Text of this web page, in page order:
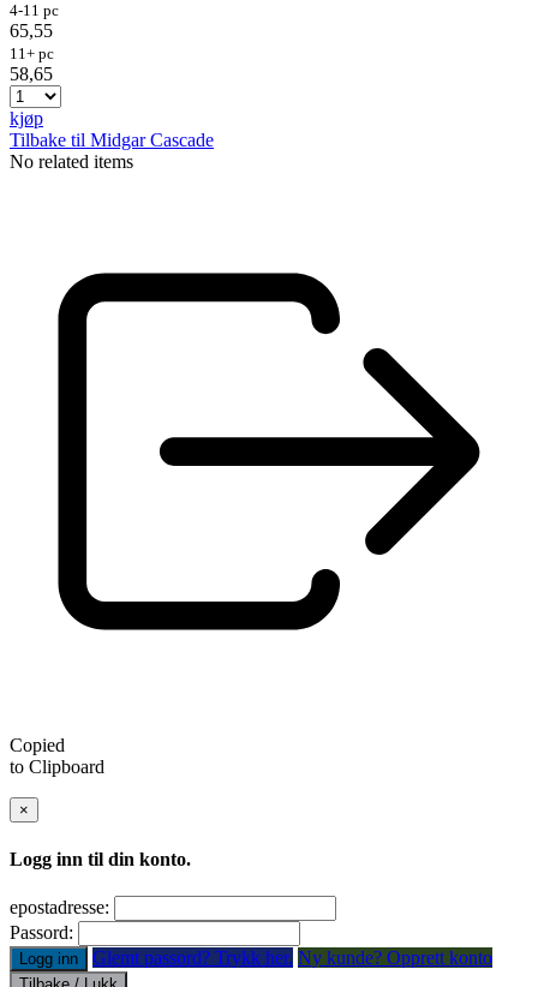
4-11 pc
65,55
11+ pc
58,65
kjøp
Tilbake til Midgar Cascade
No related items
Copied
to Clipboard
×
Logg inn til din konto.
epostadresse:
Passord:
Logg inn Glemt passord? Trykk her. Ny kunde? Opprett konto